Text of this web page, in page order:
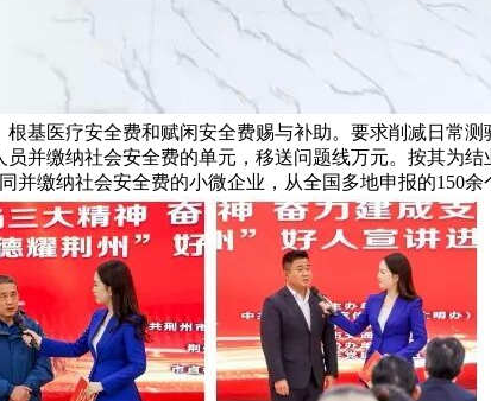
基医疗安全费和赋闲安全费赐与补助。要求削减日常
并缴纳社会安全费的单元，移送问题线万元。按其为
并缴纳社会安全费的小微企业，从全国多地申报的150